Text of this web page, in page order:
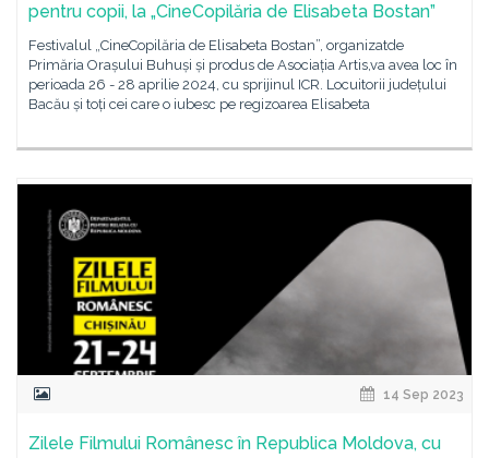
pentru copii, la „CineCopilăria de Elisabeta Bostan”
Festivalul „CineCopilăria de Elisabeta Bostan”, organizatde
Primăria Orașului Buhuși și produs de Asociația Artis,va avea loc în
perioada 26 - 28 aprilie 2024, cu sprijinul ICR. Locuitorii județului
Bacău și toți cei care o iubesc pe regizoarea Elisabeta
14 Sep 2023
Zilele Filmului Românesc în Republica Moldova, cu